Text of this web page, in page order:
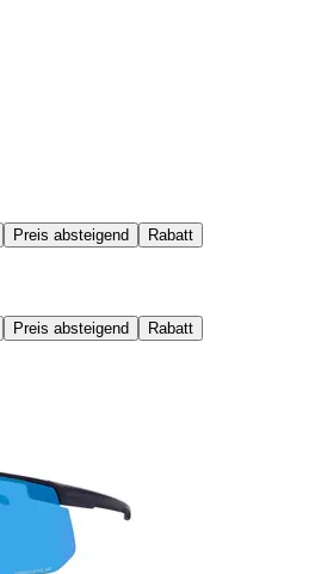
Preis absteigend Rabatt
Preis absteigend Rabatt